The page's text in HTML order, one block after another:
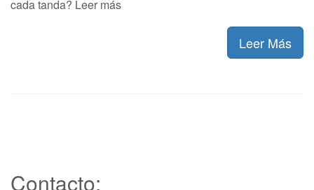
cada tanda? Leer más
Leer Más
Contacto: